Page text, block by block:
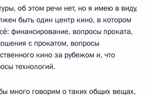
об этом речи нет, но я имею в виду,
быть один центр кино, в котором
финансирование, вопросы проката,
с прокатом, вопросы
кино за рубежом и, что
технологий.
много говорим о таких общих вещах,